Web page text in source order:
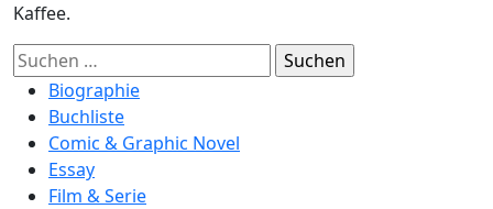
Kaffee.
Suchen
nach:Biographie
Buchliste
Comic & Graphic Novel
Essay
Film & Serie